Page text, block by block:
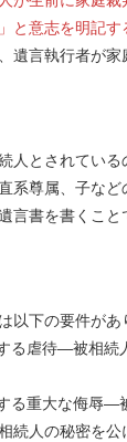
と意志を明記す
遺言執行者が
人とされている
系尊属、子な
言書を書くこ
以下の要件があ
る虐待―被相続
る重大な侮辱―
続人の秘密を公